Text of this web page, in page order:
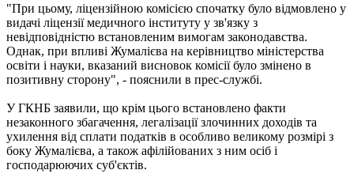
"При цьому, ліцензійною комісією спочатку було відмовлено у
видачі ліцензії медичного інституту у зв'язку з
невідповідністю встановленим вимогам законодавства.
Однак, при впливі Жумалієва на керівництво міністерства
освіти і науки, вказаний висновок комісії було змінено в
позитивну сторону", - пояснили в прес-службі.
У ГКНБ заявили, що крім цього встановлено факти
незаконного збагачення, легалізації злочинних доходів та
ухилення від сплати податків в особливо великому розмірі з
боку Жумалієва, а також афілійованих з ним осіб і
господарюючих суб'єктів.